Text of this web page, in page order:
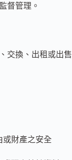
督管理。
交換、出租或出售
或財產之安全